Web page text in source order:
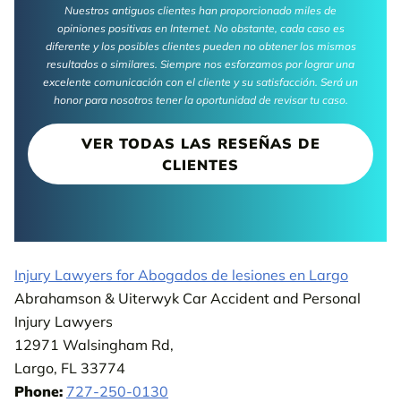
Nuestros antiguos clientes han proporcionado miles de
opiniones positivas en Internet. No obstante, cada caso es
diferente y los posibles clientes pueden no obtener los mismos
resultados o similares. Siempre nos esforzamos por lograr una
excelente comunicación con el cliente y su satisfacción. Será un
honor para nosotros tener la oportunidad de revisar tu caso.
VER TODAS LAS RESEÑAS DE
CLIENTES
Injury Lawyers for Abogados de lesiones en Largo
Abrahamson & Uiterwyk Car Accident and Personal
Injury Lawyers
12971 Walsingham Rd,
Largo, FL 33774
Phone: 727-250-0130